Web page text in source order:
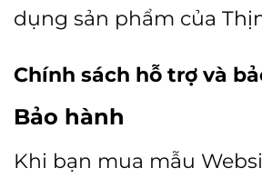
dụng sản phẩm của
Chính sách hỗ trợ và
Bảo hành
Khi bạn mua mẫu